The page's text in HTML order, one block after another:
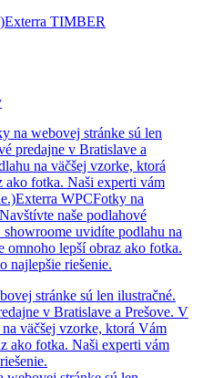
Exterra TIMBER
na webovej stránke sú len
predajne v Bratislave a
na väčšej vzorke, ktorá
ako fotka. Naši experti vám
Exterra WPCFotky na
naše podlahové
uvidíte podlahu na
omnoho lepší obraz ako fotka.
najlepšie riešenie.
stránke sú len ilustračné.
v Bratislave a Prešove. V
väčšej vzorke, ktorá Vám
ako fotka. Naši experti vám